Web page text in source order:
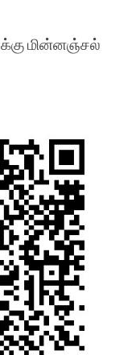
க்கு மின்னஞ்சல்